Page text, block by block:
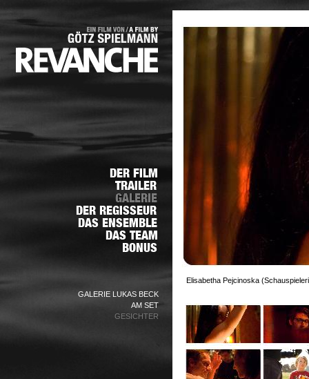
GALERIE LUKAS BECK
AM SET
GESICHTER
Elisabetha Pejcinoska